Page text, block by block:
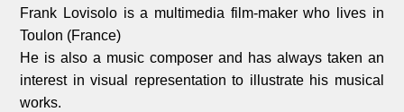
Frank Lovisolo is a multimedia film-maker who lives in
Toulon (France)
He is also a music composer and has always taken an
interest in visual representation to illustrate his musical
works.